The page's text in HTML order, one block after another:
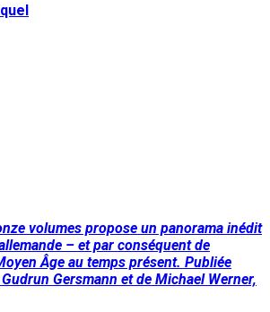
volumes propose un panorama inédit
– et par conséquent de
Âge au temps présent. Publiée
Gersmann et de Michael Werner,